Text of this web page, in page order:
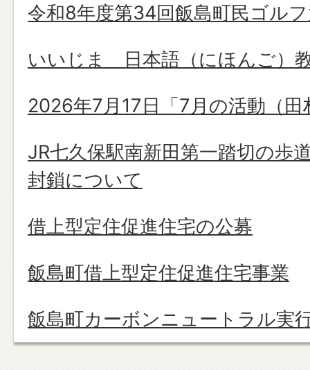
令和8年度第34回飯島町民ゴル
いいじま 日本語（にほんご）
2026年7月17日「7月の活動（田
JR七久保駅南新田第一踏切の歩
封鎖について
借上型定住促進住宅の公募
飯島町借上型定住促進住宅事業
飯島町カーボンニュートラル実